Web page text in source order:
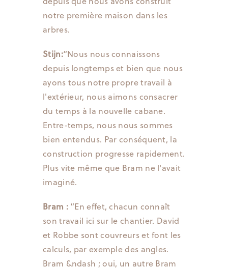
notre première maison dans les
arbres.
Stijn:“Nous nous connaissons
depuis longtemps et bien que nous
ayons tous notre propre travail à
l'extérieur, nous aimons consacrer
du temps à la nouvelle cabane.
Entre-temps, nous nous sommes
bien entendus. Par conséquent, la
construction progresse rapidement.
Plus vite même que Bram ne l'avait
imaginé.
Bram : “En effet, chacun connaît
son travail ici sur le chantier. David
et Robbe sont couvreurs et font les
calculs, par exemple des angles.
Bram &ndash ; oui, un autre Bram